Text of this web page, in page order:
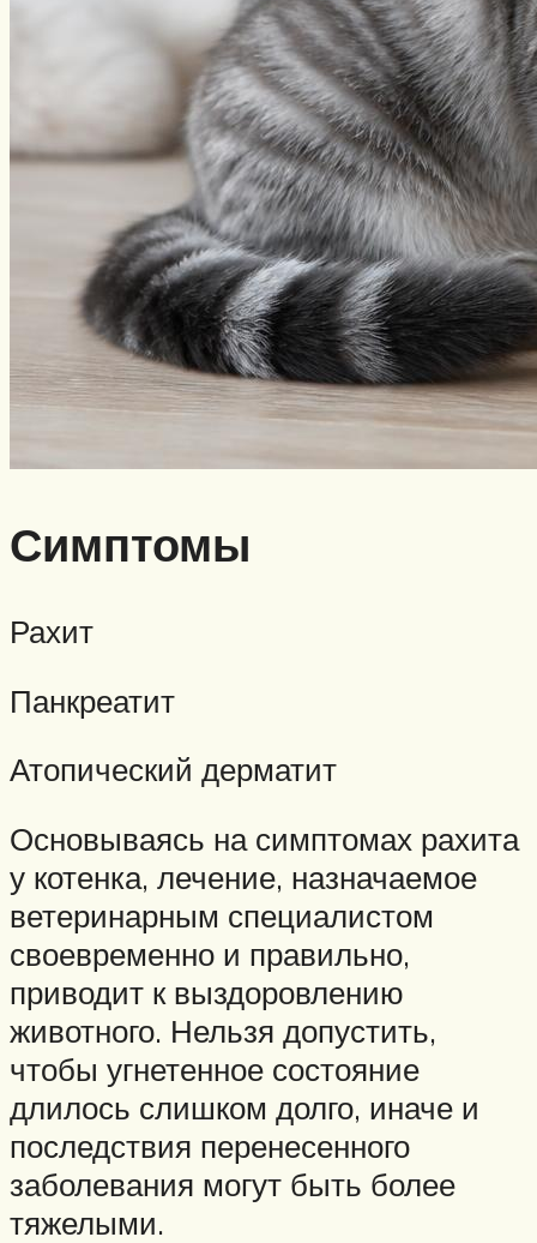
Симптомы
Рахит
Панкреатит
Атопический дерматит
Основываясь на симптомах рахита
у котенка, лечение, назначаемое
ветеринарным специалистом
своевременно и правильно,
приводит к выздоровлению
животного. Нельзя допустить,
чтобы угнетенное состояние
длилось слишком долго, иначе и
последствия перенесенного
заболевания могут быть более
тяжелыми.